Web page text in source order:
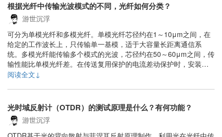
根据光纤中传输光波模式的不同，光纤如何分类？
游世沉浮
可分为单模光纤和多模光纤。单模光纤芯径约在1～10μm之间，在
给定的工作波长上，只传输单一基模，适于大容量长距离通信系
统。多模光纤能传输多个模式的光波，芯径约在50～60μm之间，传
输性能比单模光纤差。在传送复用保护的电流差动保护时，安装在
变电站通信机房的光电转换装置与安装在主控室的保护装置之间多
阅读全文↓
光时域反射计（OTDR）的测试原理是什么？有何功能？
游世沉浮